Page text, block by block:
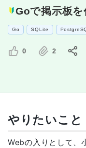
Goで掲示板
Go SQLite
0 2
やりたいこと
Webの入りとして、